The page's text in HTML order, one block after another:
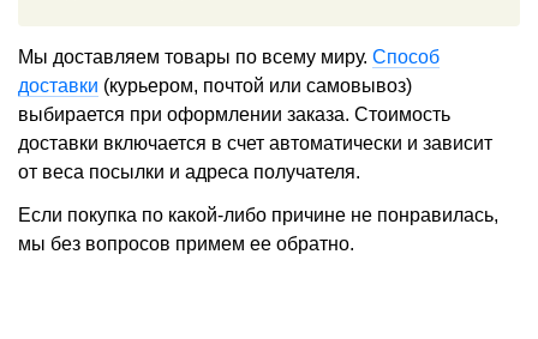
Мы доставляем товары по всему миру. Способ
доставки (курьером, почтой или самовывоз)
выбирается при оформлении заказа. Стоимость
доставки включается в счет автоматически и зависит
от веса посылки и адреса получателя.
Если покупка по какой-либо причине не понравилась,
мы без вопросов примем ее обратно.